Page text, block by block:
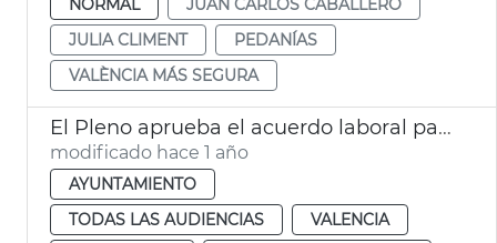
JULIA CLIMENT
PEDANÍAS
VALÈNCIA MÁS SEGURA
El Pleno aprueba el acuerdo laboral para 2024-2027
modificado hace 1 año
AYUNTAMIENTO
TODAS LAS AUDIENCIAS
VALENCIA